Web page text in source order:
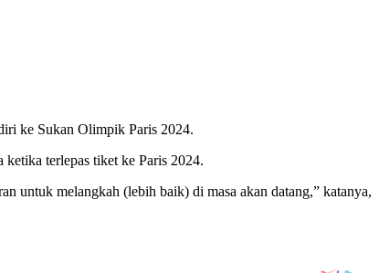
ke Sukan Olimpik Paris 2024.
terlepas tiket ke Paris 2024.
untuk melangkah (lebih baik) di masa akan datang,” katanya,